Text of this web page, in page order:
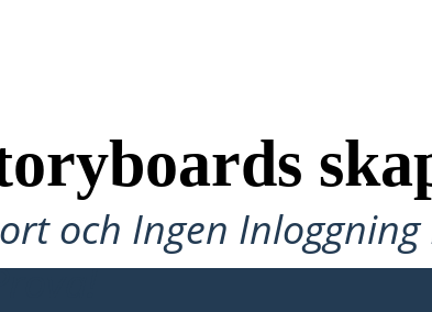
och Ingen Inloggning